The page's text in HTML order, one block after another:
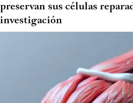
preservan sus células
investigación